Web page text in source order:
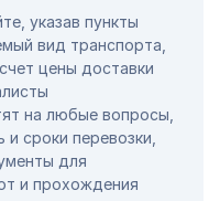
указав пункты
вид транспорта,
цены доставки
на любые вопросы,
сроки перевозки,
для
и прохождения